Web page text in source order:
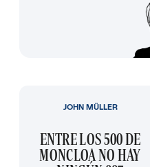
ENTRE LOS 500 DE
MONCLOA NO HAY
JOHN MÜLLER